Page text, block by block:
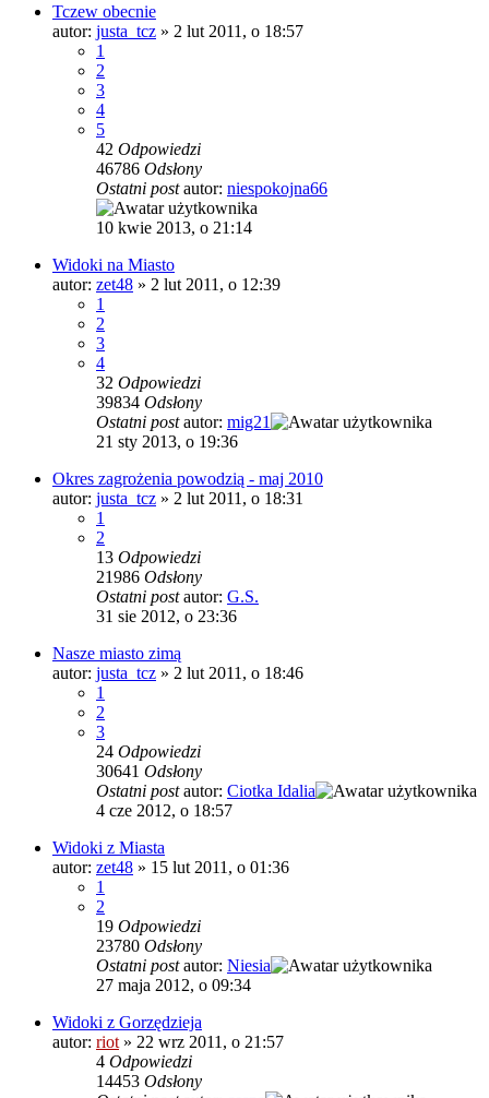
Tczew obecnie
autor: justa_tcz » 2 lut 2011, o 18:57
1
2
3
4
5
42 Odpowiedzi
46786 Odsłony
Ostatni postautor: niespokojna66
10 kwie 2013, o 21:14
Widoki na Miasto
autor: zet48 » 2 lut 2011, o 12:39
1
2
3
4
32 Odpowiedzi
39834 Odsłony
Ostatni postautor: mig21
21 sty 2013, o 19:36
Okres zagrożenia powodzią - maj 2010
autor: justa_tcz » 2 lut 2011, o 18:31
1
2
13 Odpowiedzi
21986 Odsłony
Ostatni postautor: G.S.
31 sie 2012, o 23:36
Nasze miasto zimą
autor: justa_tcz » 2 lut 2011, o 18:46
1
2
3
24 Odpowiedzi
30641 Odsłony
Ostatni postautor: Ciotka Idalia
4 cze 2012, o 18:57
Widoki z Miasta
autor: zet48 » 15 lut 2011, o 01:36
1
2
19 Odpowiedzi
23780 Odsłony
Ostatni postautor: Niesia
27 maja 2012, o 09:34
Widoki z Gorzędzieja
autor: riot » 22 wrz 2011, o 21:57
4 Odpowiedzi
14453 Odsłony